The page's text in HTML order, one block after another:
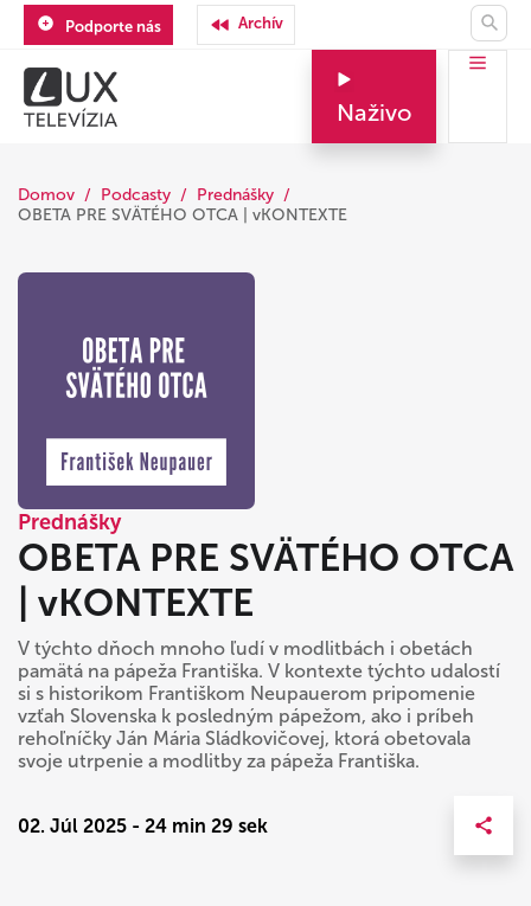
Podporte nás Archív
Naživo
Domov Podcasty
Prednášky
OBETA PRE SVÄTÉHO OTCA | vKONTEXTE
Prednášky
OBETA PRE SVÄTÉHO OTCA
| vKONTEXTE
V týchto dňoch mnoho ľudí v modlitbách i obetách
pamätá na pápeža Františka. V kontexte týchto udalostí
si s historikom Františkom Neupauerom pripomenie
vzťah Slovenska k posledným pápežom, ako i príbeh
rehoľníčky Ján Mária Sládkovičovej, ktorá obetovala
svoje utrpenie a modlitby za pápeža Františka.
02. Júl 2025 - 24 min 29 sek